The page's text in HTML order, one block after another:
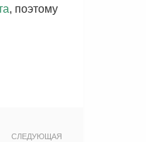
, поэтому
СЛЕДУЮЩАЯ